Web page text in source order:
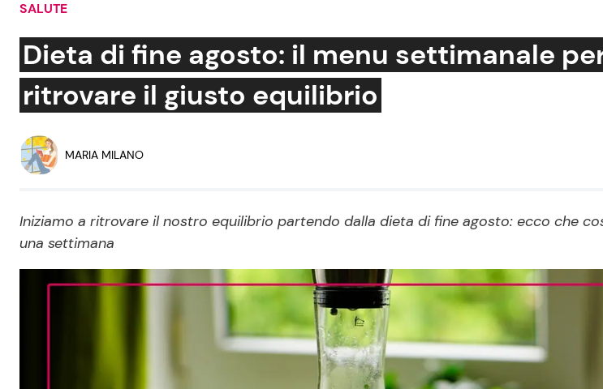
Social News
News dal mondo
Benessere
Salute
Viaggi e Turismo
Festività
Ricette Facili e
Ricette per Bambini
SALUTE
Dieta di fine agosto: il menu settimanale
ritrovare il giusto equilibrio
MARIA MILANO
Iniziamo a ritrovare il nostro equilibrio partendo dalla dieta di fine agosto: ecco che
una settimana